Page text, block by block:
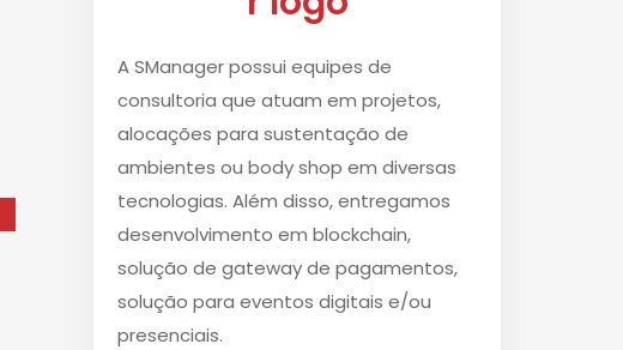
A SManager possui equipes de
consultoria que atuam em projetos,
alocações para sustentação de
ambientes ou body shop em diversas
tecnologias. Além disso, entregamos
desenvolvimento em blockchain,
solução de gateway de pagamentos,
solução para eventos digitais e/ou
presenciais.